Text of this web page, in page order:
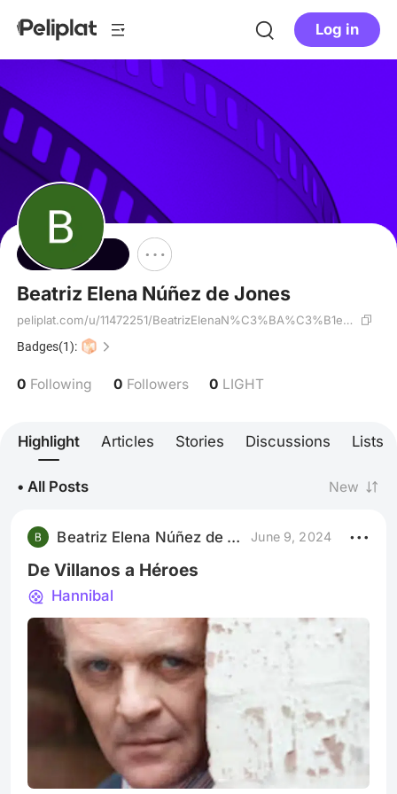
Log in
Follow
Beatriz Elena Núñez de Jones
peliplat.com/u/11472251/BeatrizElenaN%C3%BA%C3%B1ezd
Badges(1):
0 Following 0 Followers 0 LIGHT
Highlight Articles Stories Discussions Lists
• All Posts New
Beatriz Elena Núñez de Jones June 9, 2024
De Villanos a Héroes
Hannibal